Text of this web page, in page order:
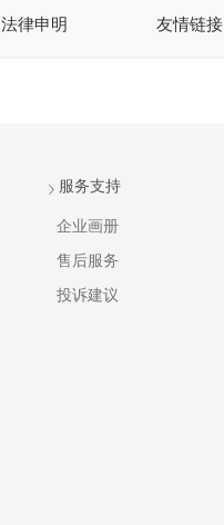
法律申明 友情链接
服务支持
企业画册
售后服务
投诉建议